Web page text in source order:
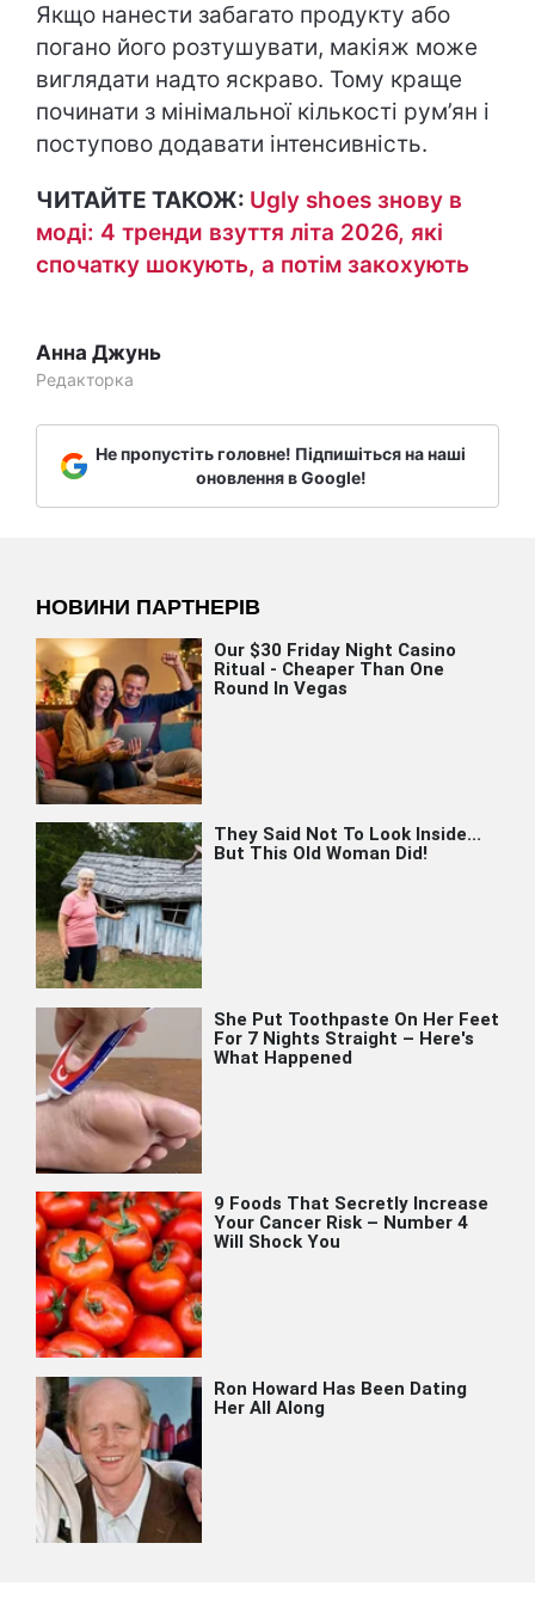
Якщо нанести забагато продукту або
погано його розтушувати, макіяж може
виглядати надто яскраво. Тому краще
починати з мінімальної кількості рум’ян і
поступово додавати інтенсивність.
ЧИТАЙТЕ ТАКОЖ: Ugly shoes знову в
моді: 4 тренди взуття літа 2026, які
спочатку шокують, а потім закохують
Анна Джунь
Редакторка
Не пропустіть головне! Підпишіться на наші
оновлення в Google!